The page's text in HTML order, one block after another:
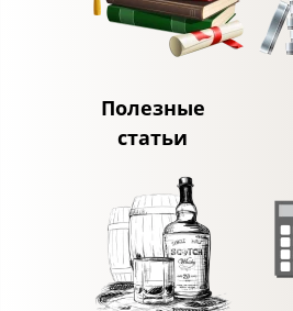
Полезные
статьи